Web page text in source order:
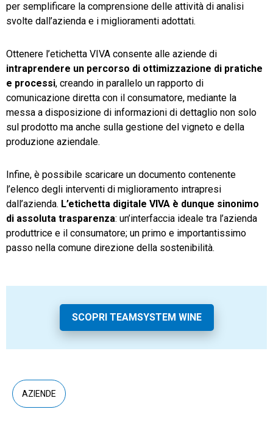
per semplificare la comprensione delle attività di analisi
svolte dall’azienda e i miglioramenti adottati.
Ottenere l’etichetta VIVA consente alle aziende di
intraprendere un percorso di ottimizzazione di pratiche
e processi, creando in parallelo un rapporto di
comunicazione diretta con il consumatore, mediante la
messa a disposizione di informazioni di dettaglio non solo
sul prodotto ma anche sulla gestione del vigneto e della
produzione aziendale.
Infine, è possibile scaricare un documento contenente
l’elenco degli interventi di miglioramento intrapresi
dall’azienda. L’etichetta digitale VIVA è dunque sinonimo
di assoluta trasparenza: un’interfaccia ideale tra l’azienda
produttrice e il consumatore; un primo e importantissimo
passo nella comune direzione della sostenibilità.
SCOPRI TEAMSYSTEM WINE
AZIENDE